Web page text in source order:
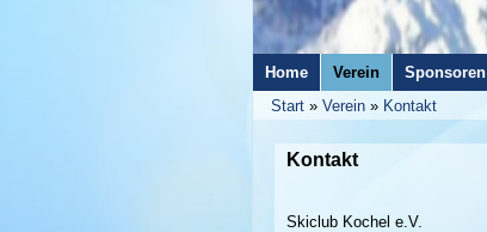
Home Verein Sponsoren
Start » Verein » Kontakt
Kontakt
Skiclub Kochel e.V.